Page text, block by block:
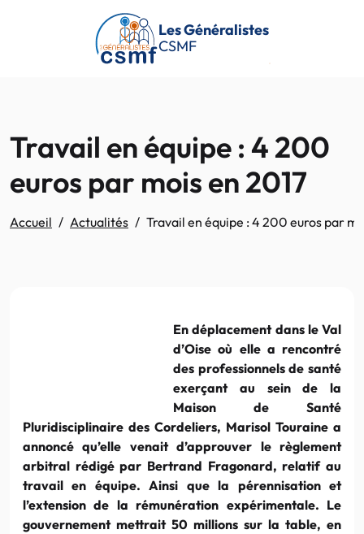
Passer au contenu principal
Les Généralistes
CSMF
Travail en équipe : 4 200
euros par mois en 2017
Accueil Actualités Travail en équipe : 4 200 euros par
En déplacement dans le Val
d’Oise où elle a rencontré
des professionnels de santé
exerçant au sein de la
Maison de Santé
Pluridisciplinaire des Cordeliers, Marisol Touraine a
annoncé qu’elle venait d’approuver le règlement
arbitral rédigé par Bertrand Fragonard, relatif au
travail en équipe. Ainsi que la pérennisation et
l’extension de la rémunération expérimentale. Le
gouvernement mettrait 50 millions sur la table, en